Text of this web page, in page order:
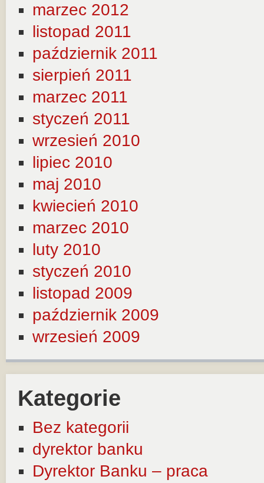
marzec 2012
listopad 2011
październik 2011
sierpień 2011
marzec 2011
styczeń 2011
wrzesień 2010
lipiec 2010
maj 2010
kwiecień 2010
marzec 2010
luty 2010
styczeń 2010
listopad 2009
październik 2009
wrzesień 2009
Kategorie
Bez kategorii
dyrektor banku
Dyrektor Banku – praca